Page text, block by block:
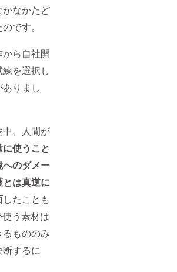
なかたど
です。
ら自社開
を選択し
りまし
中、人間が
使うこと
のダメー
は真逆に
したことも
う素材は
もののみ
するに